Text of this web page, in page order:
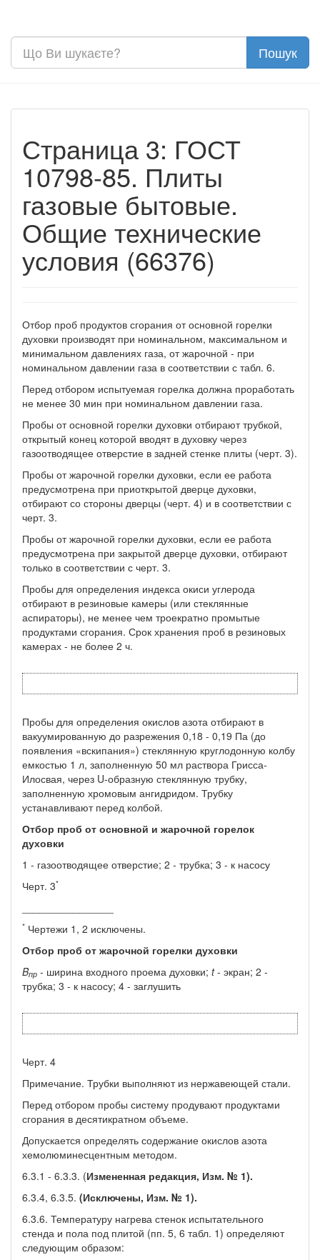
Страница 3: ГОСТ
10798-85. Плиты
газовые бытовые.
Общие технические
условия (66376)
Отбор проб продуктов сгорания от основной горелки
духовки производят при номинальном, максимальном и
минимальном давлениях газа, от жарочной - при
номинальном давлении газа в соответствии с табл. 6.
Перед отбором испытуемая горелка должна проработать
не менее 30 мин при номинальном давлении газа.
Пробы от основной горелки духовки отбирают трубкой,
открытый конец которой вводят в духовку через
газоотводящее отверстие в задней стенке плиты (черт. 3).
Пробы от жарочной горелки духовки, если ее работа
предусмотрена при приоткрытой дверце духовки,
отбирают со стороны дверцы (черт. 4) и в соответствии с
черт. 3.
Пробы от жарочной горелки духовки, если ее работа
предусмотрена при закрытой дверце духовки, отбирают
только в соответствии с черт. 3.
Пробы для определения индекса окиси углерода
отбирают в резиновые камеры (или стеклянные
аспираторы), не менее чем троекратно промытые
продуктами сгорания. Срок хранения проб в резиновых
камерах - не более 2 ч.
Пробы для определения окислов азота отбирают в
вакуумированную до разрежения 0,18 - 0,19 Па (до
появления «вскипания») стеклянную круглодонную колбу
емкостью 1 л, заполненную 50 мл раствора Грисса-
Илосвая, через U-образную стеклянную трубку,
заполненную хромовым ангидридом. Трубку
устанавливают перед колбой.
Отбор проб от основной и жарочной горелок
духовки
1 - газоотводящее отверстие; 2 - трубка; 3 - к насосу
Черт. 3*
* Чертежи 1, 2 исключены.
Отбор проб от жарочной горелки духовки
Bпр - ширина входного проема духовки; t- экран; 2 -
трубка; 3 - к насосу; 4 - заглушить
Черт. 4
Примечание. Трубки выполняют из нержавеющей стали.
Перед отбором пробы систему продувают продуктами
сгорания в десятикратном объеме.
Допускается определять содержание окислов азота
хемолюминесцентным методом.
6.3.1 - 6.3.3. (Измененная редакция, Изм. № 1).
6.3.4, 6.3.5. (Исключены, Изм. № 1).
6.3.6. Температуру нагрева стенок испытательного
стенда и пола под плитой (пп. 5, 6 табл. 1) определяют
следующим образом: